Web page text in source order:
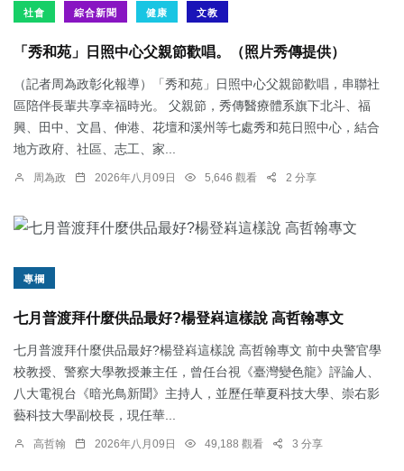
社會 綜合新聞 健康 文教
「秀和苑」日照中心父親節歡唱。（照片秀傳提供）
（記者周為政彰化報導）「秀和苑」日照中心父親節歡唱，串聯社
區陪伴長輩共享幸福時光。 父親節，秀傳醫療體系旗下北斗、福
興、田中、文昌、伸港、花壇和溪州等七處秀和苑日照中心，結合
地方政府、社區、志工、家...
周為政 2026年八月09日 5,646 觀看 2 分享
專欄
七月普渡拜什麼供品最好?楊登嵙這樣說 高哲翰專文
七月普渡拜什麼供品最好?楊登嵙這樣說 高哲翰專文 前中央警官學
校教授、警察大學教授兼主任，曾任台視《臺灣變色龍》評論人、
八大電視台《暗光鳥新聞》主持人，並歷任華夏科技大學、崇右影
藝科技大學副校長，現任華...
高哲翰 2026年八月09日 49,188 觀看 3 分享